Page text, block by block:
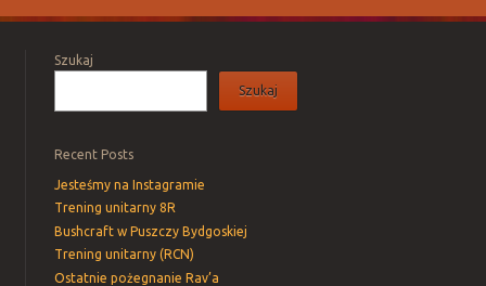
Szukaj
Szukaj
Recent Posts
Jesteśmy na Instagramie
Trening unitarny 8R
Bushcraft w Puszczy Bydgoskiej
Trening unitarny (RCN)
Ostatnie pożegnanie Rav’a